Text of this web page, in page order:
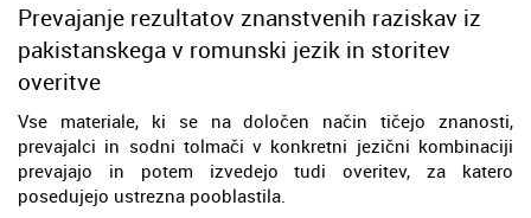
Prevajanje rezultatov znanstvenih raziskav iz
pakistanskega v romunski jezik in storitev
overitve
Vse materiale, ki se na določen način tičejo znanosti,
prevajalci in sodni tolmači v konkretni jezični kombinaciji
prevajajo in potem izvedejo tudi overitev, za katero
posedujejo ustrezna pooblastila.